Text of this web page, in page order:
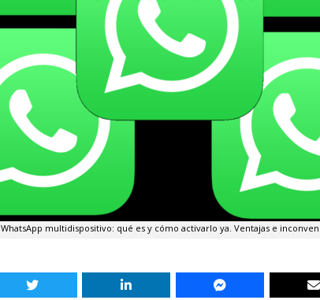
WhatsApp multidispositivo: qué es y cómo activarlo ya. Ventajas e